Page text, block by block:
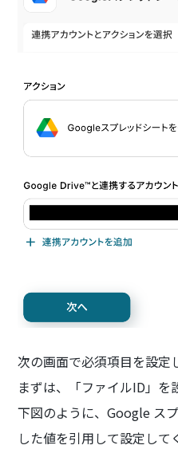
次の画面で必須項目を設定
まずは、「ファイルID」を
下図のように、Google ス
した値を引用して設定して